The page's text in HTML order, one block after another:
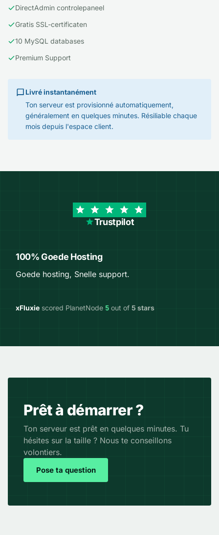
DirectAdmin controlepaneel
Gratis SSL-certificaten
10 MySQL databases
Premium Support
Livré instantanément
Ton serveur est provisionné automatiquement,
généralement en quelques minutes. Résiliable chaque
mois depuis l'espace client.
Trustpilot
100% Goede Hosting
Goede hosting, Snelle support.
xFluxie scored PlanetNode 5 out of 5 stars
Prêt à démarrer ?
Ton serveur est prêt en quelques minutes. Tu
hésites sur la taille ? Nous te conseillons
volontiers.
Pose ta question